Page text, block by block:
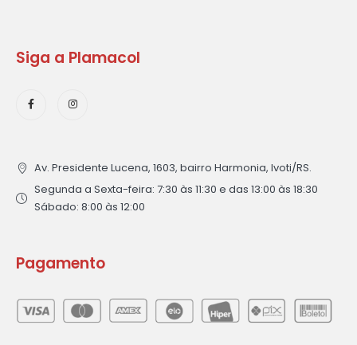
Siga a Plamacol
Av. Presidente Lucena, 1603, bairro Harmonia, Ivoti/RS.
Segunda a Sexta-feira: 7:30 às 11:30 e das 13:00 às 18:30
Sábado: 8:00 às 12:00
Pagamento